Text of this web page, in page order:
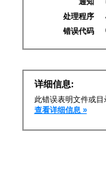
处理程序
错误代码
详细信息:
此错误表明文件或目
查看详细信息 »